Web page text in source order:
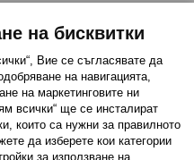
на бисквитки
Вие се съгласявате да
на навигацията,
на маркетинговите ни
всички“ ще се инсталират
които са нужни за правилното
да изберете кои категории
за използване на